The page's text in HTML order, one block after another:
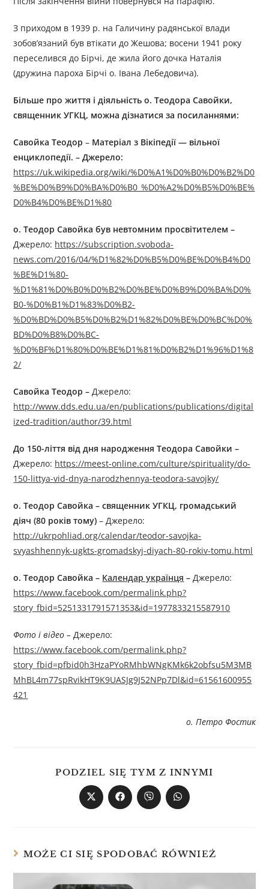
З приходом в 1939 р. на Галичину радянської влади
зобов’язаний був втікати до Жешова; восени 1941 року
переселився до Бірчі, де жила його дочка Наталія
(дружина пароха Бірчі о. Івана Лебедовича).
Більше про життя і діяльністьо. Теодора Савойки,
священник УГКЦ, можна дізнатися за посиланнями:
Савойка Теодор – Матеріал з Вікіпедії — вільної
енциклопедії. –Джерелo:
https://uk.wikipedia.org/wiki/%D0%A1%D0%B0%D0%B2%D0
%BE%D0%B9%D0%BA%D0%B0_%D0%A2%D0%B5%D0%BE%
D0%B4%D0%BE%D1%80
о.Теодор Савойка був невтомним просвітителем –
Джерелo: https://subscription.svoboda-
news.com/2016/04/%D1%82%D0%B5%D0%BE%D0%B4%D0
%BE%D1%80-
%D1%81%D0%B0%D0%B2%D0%BE%D0%B9%D0%BA%D0%
B0-%D0%B1%D1%83%D0%B2-
%D0%BD%D0%B5%D0%B2%D1%82%D0%BE%D0%BC%D0%
BD%D0%B8%D0%BC-
%D0%BF%D1%80%D0%BE%D1%81%D0%B2%D1%96%D1%8
2/
Савойка Теодор – Джерелo:
http://www.dds.edu.ua/en/publications/publications/digital
ized-tradition/author/39.html
До 150-ліття від дня народження Теодора Савойки –
Джерелo: https://meest-online.com/culture/spirituality/do-
150-littya-vid-dnya-narodzhennya-teodora-savojky/
о.Теодор Савойка – священник УГКЦ, громадський
діяч (80 років тому) – Джерелo:
http://ukrpohliad.org/calendar/teodor-savojka-
svyashhennyk-ugkts-gromadskyj-diyach-80-rokiv-tomu.html
о.Теодор Савойка– Календар українця –Джерелo:
https://www.facebook.com/permalink.php?
story_fbid=5251331791571353&id=1977833215587910
Фото і відео – Джерелo:
https://www.facebook.com/permalink.php?
story_fbid=pfbid0h3HzaPYoRMhbWNgKMk6k2obfsu5M3MB
MhBL4m77spRvikHT9K9UASJg9J52NPp7Dl&id=61561600955
421
о. Петро Фостик
PODZIEL SIĘ TYM Z INNYMI
MOŻE CI SIĘ SPODOBAĆ RÓWNIEŻ